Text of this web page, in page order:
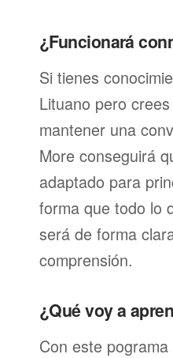
¿Funcionará
Si tienes
Lituano pero
mantener una
More conseguirá
adaptado para
forma que todo lo
será de forma
comprensión.
¿Qué voy a
Con este